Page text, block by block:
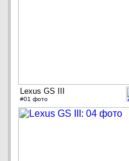
Lexus GS III
#01 фото